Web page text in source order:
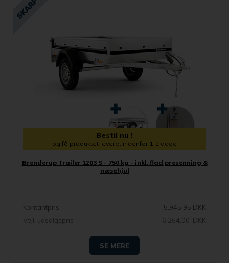
Bestil nu !
og få produktet leveret indenfor 1-2 dage
Brenderup Trailer 1203 S - 750 kg - inkl. flad presenning &
næsehjul
Kontantpris
5.945,95 DKK
Vejl. udsalgspris
6.264,00 DKK
SE MERE